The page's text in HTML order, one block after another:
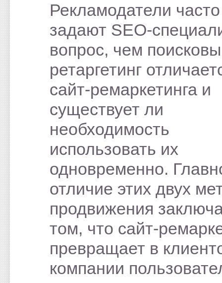
Рекламодатели часто
задают SEO-
вопрос, чем
ретаргетинг
сайт-ремаркетинга и
существует ли
необходимость
использовать их
одновременно.
отличие этих двух
продвижения
том, что сайт-
превращает в
компании